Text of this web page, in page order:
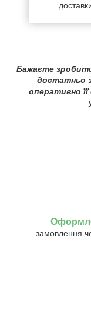
Бажаєте
достатньо
оперативно
замовлення